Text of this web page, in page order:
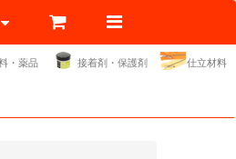
・薬品 接着剤・保護剤 仕立材料